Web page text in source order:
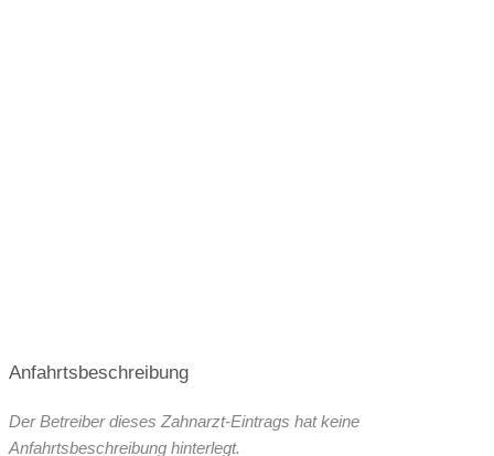
Anfahrtsbeschreibung
Der Betreiber dieses Zahnarzt-Eintrags hat keine
Anfahrtsbeschreibung hinterlegt.